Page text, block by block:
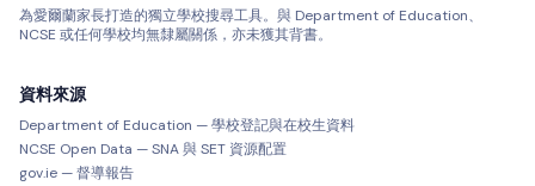
為愛爾蘭家長打造的獨立學校搜尋工具。與 Department of Education、
NCSE 或任何學校均無隸屬關係，亦未獲其背書。
資料來源
Department of Education — 學校登記與在校生資料
NCSE Open Data — SNA 與 SET 資源配置
gov.ie — 督導報告